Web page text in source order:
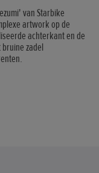
van Starbike
artwork op de
achterkant en de
zadel